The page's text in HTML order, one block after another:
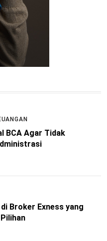
BCA Agar Tidak
Broker Exness yang